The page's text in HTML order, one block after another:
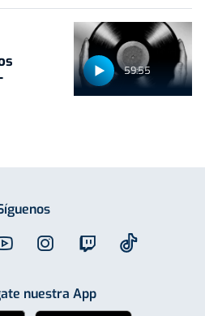
59:55
nuestra App